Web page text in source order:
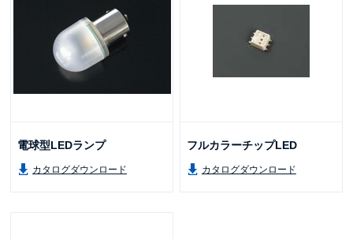
電球型LEDランプ
カタログダウンロード
フルカラーチップLED
カタログダウンロード